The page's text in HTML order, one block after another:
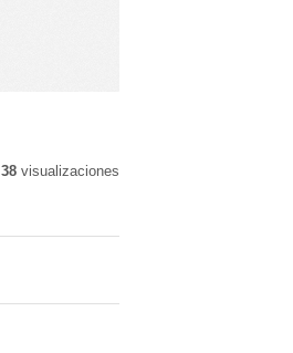
38visualizaciones